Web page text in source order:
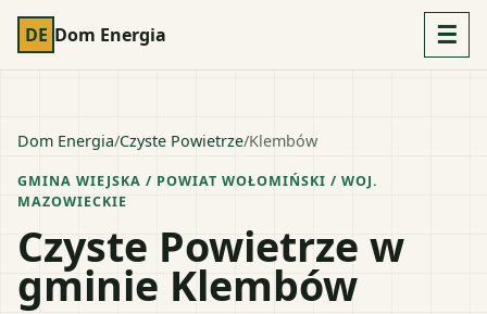
DE Dom Energia ☰
Dom Energia/Czyste Powietrze/Klembów
GMINA WIEJSKA / POWIAT WOŁOMIŃSKI / WOJ.
MAZOWIECKIE
Czyste Powietrze w
gminie Klembów